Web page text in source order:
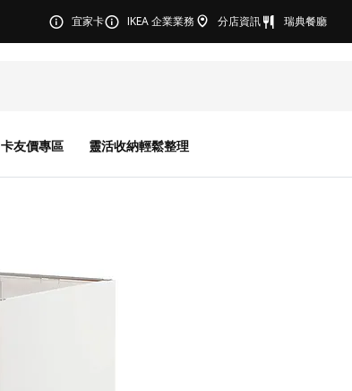
宜家卡 IKEA 企業業務 分店資訊 瑞典餐廳
卡友價專區 靈活收納輕鬆整理